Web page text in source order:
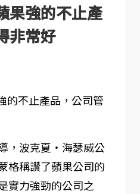
強的不止產
非常好
，波克夏‧海瑟威公
格稱讚了蘋果公司的
實力強勁的公司之